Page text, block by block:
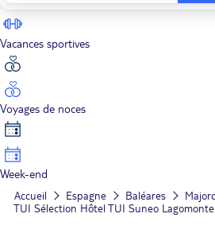
Vacances sportives
Voyages de noces
Week-end
Accueil Espagne Baléares
TUI Sélection Hôtel TUI Suneo